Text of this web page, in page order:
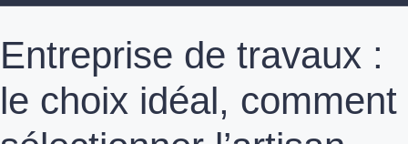
Entreprise de travaux :
le choix idéal, comment